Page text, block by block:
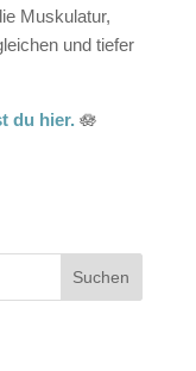
Muskulatur,
und tiefer
du hier. 🪷
Suchen